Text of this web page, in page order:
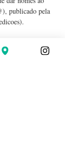
publicado pela
de poesia –